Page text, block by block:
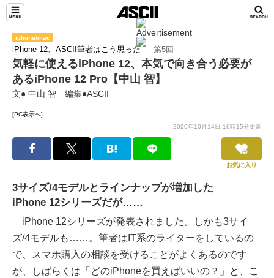
iphone/mac
iPhone 12、ASCII筆者はこう思った― 第5回
気軽に使えるiPhone 12、本気で向き合う必要が
あるiPhone 12 Pro【中山 智】
文● 中山 智 編集●ASCII
[PC表示へ]
2020年10月14日 16時15分更新
お気に入り
3サイズ/4モデルとラインナップが増加した
iPhone 12シリーズだが……
iPhone 12シリーズが発表されました。しかも3サイ
ズ/4モデルも……。筆者はIT系のライターをしているの
で、スマホ購入の相談を受けることがよくあるのです
が、しばらくは「どのiPhoneを買えばいいの？」と、こ